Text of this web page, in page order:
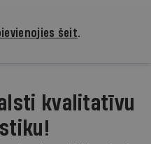
šeit.
kvalitatīvu